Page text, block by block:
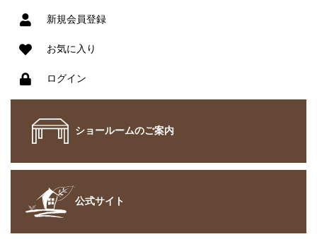
新規会員登録
お気に入り
ログイン
ショールームのご案内
公式サイト